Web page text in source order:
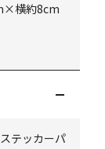
横約8cm
テッカーパ